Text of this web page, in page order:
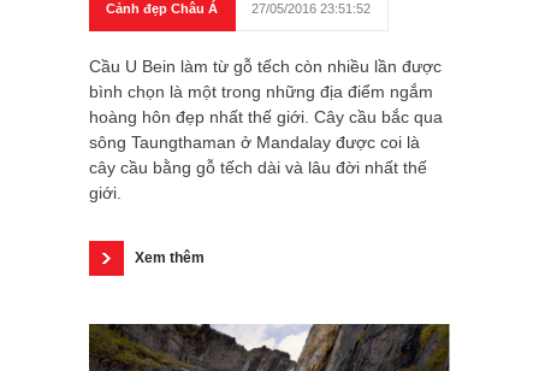
Cảnh đẹp Châu Á 27/05/2016 23:51:52
Cầu U Bein làm từ gỗ tếch còn nhiều lần được
bình chọn là một trong những địa điểm ngắm
hoàng hôn đẹp nhất thế giới. Cây cầu bắc qua
sông Taungthaman ở Mandalay được coi là
cây cầu bằng gỗ tếch dài và lâu đời nhất thế
giới.
Xem thêm